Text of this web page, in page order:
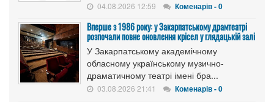
04.08.2026 12:59 Коменарів - 0
Вперше з 1986 року: у Закарпатському драмтеатрі
розпочали повне оновлення крісел у глядацькій залі
У Закарпатському академічному
обласному українському музично-
драматичному театрі імені бра...
03.08.2026 21:41 Коменарів - 0